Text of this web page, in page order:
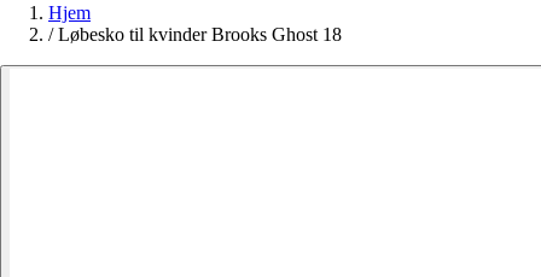
Hjem
/ Løbesko til kvinder Brooks Ghost 18